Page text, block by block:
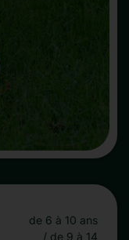
de 6 à 10 ans
/ de 9 à 14